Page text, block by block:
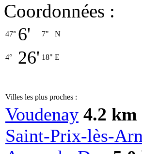
Coordonnées :
47° 6' 7" N
4° 26' 18" E
Villes les plus proches :
Voudenay 4.2 km
Saint-Prix-lès-